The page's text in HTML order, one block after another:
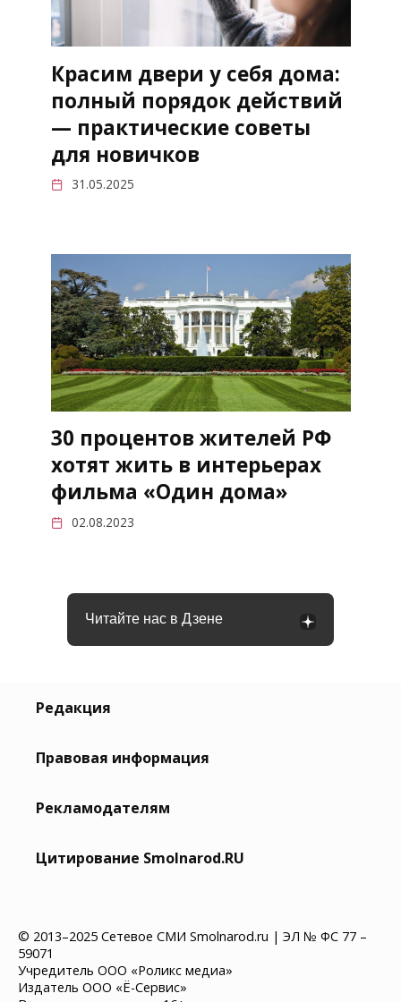
Красим двери у себя дома:
полный порядок действий
— практические советы
для новичков
31.05.2025
30 процентов жителей РФ
хотят жить в интерьерах
фильма «Один дома»
02.08.2023
Читайте нас в Дзене
Редакция
Правовая информация
Рекламодателям
Цитирование Smolnarod.RU
© 2013–2025 Сетевое СМИ Smolnarod.ru | ЭЛ № ФС 77 –
59071
Учредитель ООО «Роликс медиа»
Издатель ООО «Ё-Сервис»